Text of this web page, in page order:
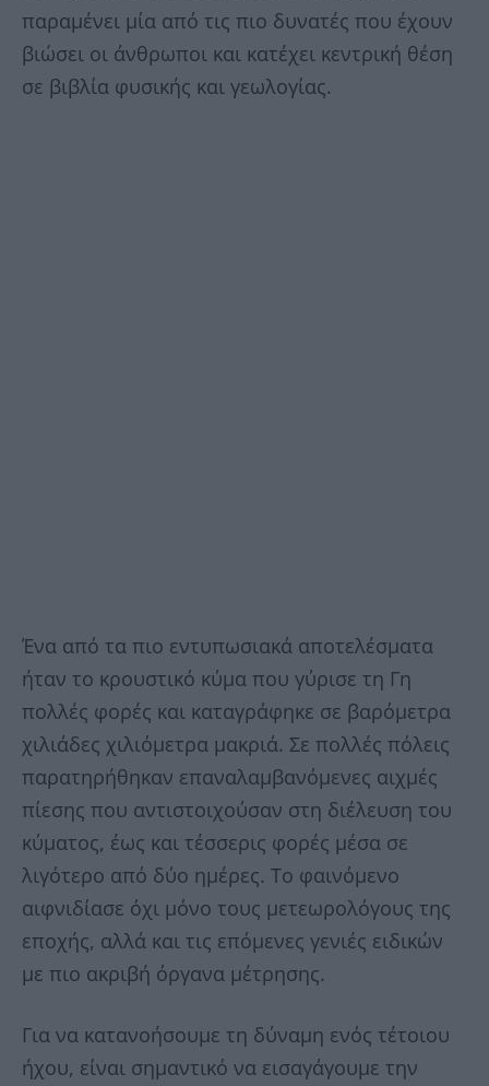
παραμένει μία από τις πιο δυνατές που έχουν
βιώσει οι άνθρωποι και κατέχει κεντρική θέση
σε βιβλία φυσικής και γεωλογίας.
Ένα από τα πιο εντυπωσιακά αποτελέσματα
ήταν το κρουστικό κύμα που γύρισε τη Γη
πολλές φορές και καταγράφηκε σε βαρόμετρα
χιλιάδες χιλιόμετρα μακριά. Σε πολλές πόλεις
παρατηρήθηκαν επαναλαμβανόμενες αιχμές
πίεσης που αντιστοιχούσαν στη διέλευση του
κύματος, έως και τέσσερις φορές μέσα σε
λιγότερο από δύο ημέρες. Το φαινόμενο
αιφνιδίασε όχι μόνο τους μετεωρολόγους της
εποχής, αλλά και τις επόμενες γενιές ειδικών
με πιο ακριβή όργανα μέτρησης.
Για να κατανοήσουμε τη δύναμη ενός τέτοιου
ήχου, είναι σημαντικό να εισαγάγουμε την